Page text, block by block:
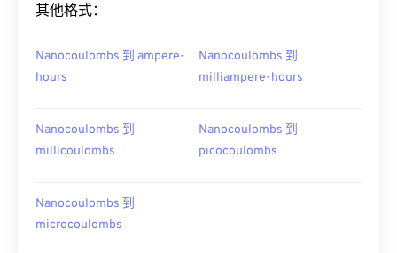
其他格式：
Nanocoulombs 到 ampere-
hours
Nanocoulombs 到
milliampere-hours
Nanocoulombs 到
millicoulombs
Nanocoulombs 到
picocoulombs
Nanocoulombs 到
microcoulombs